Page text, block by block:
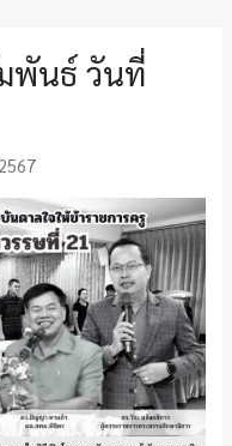
พันธ์ วันที่